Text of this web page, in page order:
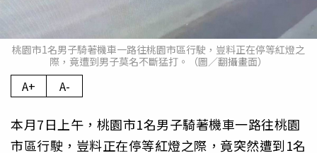
桃園市1名男子騎著機車一路往桃園市區行駛，豈料正在停等紅燈之
際，竟遭到男子莫名不斷猛打。（圖／翻攝畫面）
A+ A-
本月7日上午，桃園市1名男子騎著機車一路往桃園
市區行駛，豈料正在停等紅燈之際，竟突然遭到1名